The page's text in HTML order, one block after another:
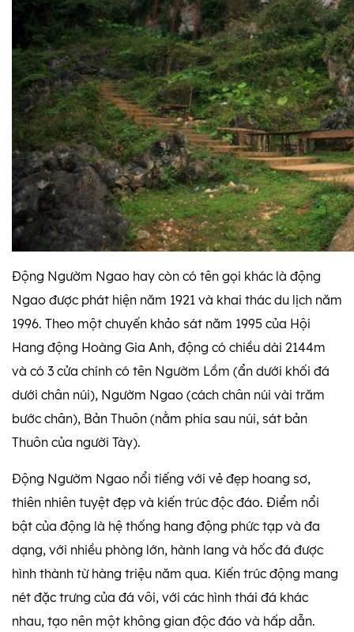
Động Ngườm Ngao hay còn có tên gọi khác là động
Ngao được phát hiện năm 1921 và khai thác du lịch năm
1996. Theo một chuyến khảo sát năm 1995 của Hội
Hang động Hoàng Gia Anh, động có chiều dài 2144m
và có 3 cửa chính có tên Ngườm Lồm (ẩn dưới khối đá
dưới chân núi), Ngườm Ngao (cách chân núi vài trăm
bước chân), Bản Thuôn (nằm phía sau núi, sát bản
Thuôn của người Tày).
Động Ngườm Ngao nổi tiếng với vẻ đẹp hoang sơ,
thiên nhiên tuyệt đẹp và kiến trúc độc đáo. Điểm nổi
bật của động là hệ thống hang động phức tạp và đa
dạng, với nhiều phòng lớn, hành lang và hốc đá được
hình thành từ hàng triệu năm qua. Kiến trúc động mang
nét đặc trưng của đá vôi, với các hình thái đá khác
nhau, tạo nên một không gian độc đáo và hấp dẫn.